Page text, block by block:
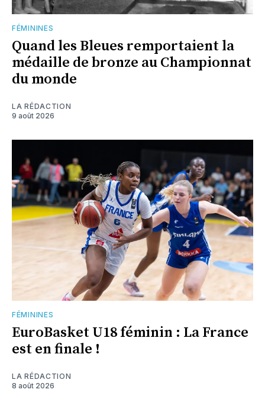
FÉMININES
Quand les Bleues remportaient la
médaille de bronze au Championnat
du monde
LA RÉDACTION
9 août 2026
FÉMININES
EuroBasket U18 féminin : La France
est en finale !
LA RÉDACTION
8 août 2026